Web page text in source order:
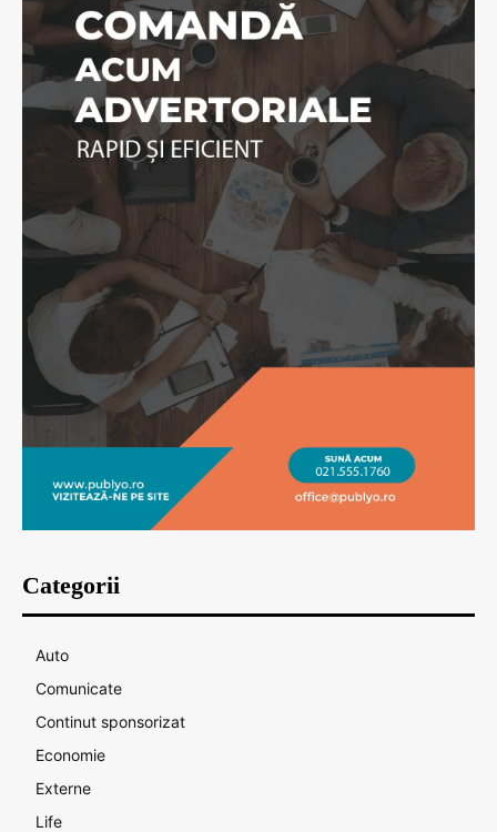
Categorii
Auto
Comunicate
Continut sponsorizat
Economie
Externe
Life